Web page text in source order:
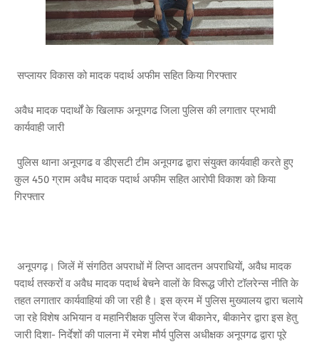
सप्लायर विकास को मादक पदार्थ अफीम सहित किया गिरफ्तार
अवैध मादक पदार्थों के खिलाफ अनूपगढ जिला पुलिस की लगातार प्रभावी
कार्यवाही जारी
पुलिस थाना अनूपगढ व डीएसटी टीम अनूपगढ द्वारा संयुक्त कार्यवाही करते हुए
कुल 450 ग्राम अवैध मादक पदार्थ अफीम सहित आरोपी विकाश को किया
गिरफ्तार
अनूपगढ़। जिलें में संगठित अपराधों में लिप्त आदतन अपराधियों, अवैध मादक
पदार्थ तस्करों व अवैध मादक पदार्थ बेचने वालों के विरूद्ध जीरो टॉलरेन्स नीति के
तहत लगातार कार्यवाहियां की जा रही है। इस क्रम में पुलिस मुख्यालय द्वारा चलाये
जा रहे विशेष अभियान व महानिरीक्षक पुलिस रेंज बीकानेर, बीकानेर द्वारा इस हेतु
जारी दिशा- निर्देशों की पालना में रमेश मौर्य पुलिस अधीक्षक अनूपगढ द्वारा पूरे